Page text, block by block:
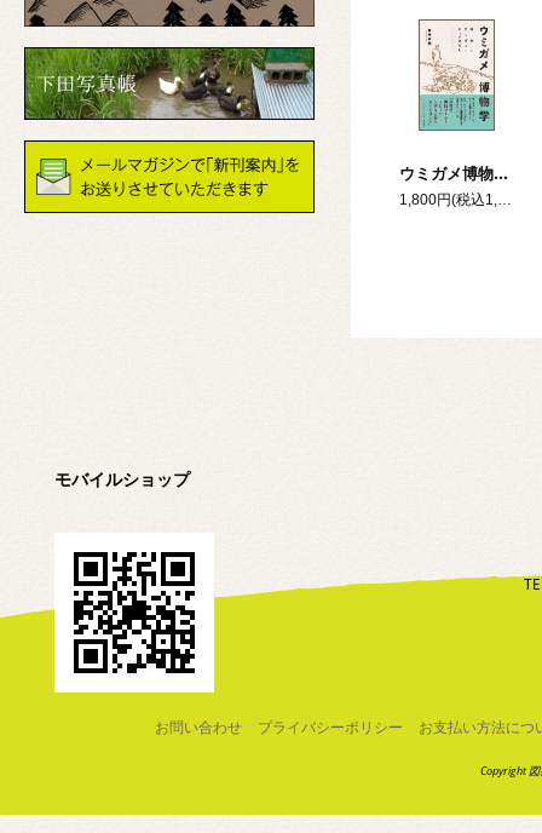
ウミガメ博物学 砂浜とウミガメとヒトのはなし
1,800円(税込1,980円)
モバイルショップ
お問い合わせ プライバシーポリシー お支払い方法につ
Copyright 図